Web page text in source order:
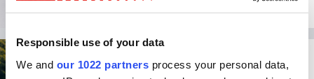
Responsible use of your data
We and our 1022 partners process your personal data,
Graubündenrally 2025: die